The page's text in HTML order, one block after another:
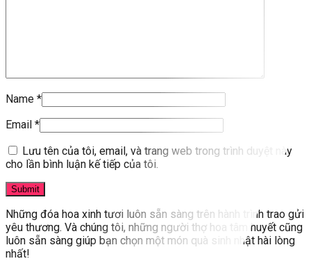
Name *
Email *
Lưu tên của tôi, email, và trang web trong trình duyệt này
cho lần bình luận kế tiếp của tôi.
Những đóa hoa xinh tươi luôn sẵn sàng trên hành trình trao gửi
yêu thương. Và chúng tôi, những người thợ hoa tâm huyết cũng
luôn sẵn sàng giúp bạn chọn một món quà sinh nhật hài lòng
nhất!